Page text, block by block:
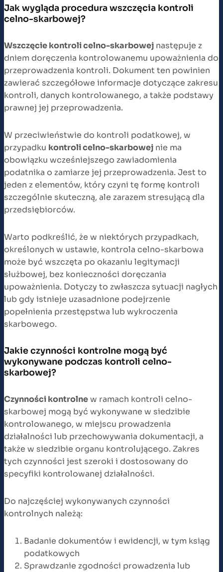
Jak wygląda procedura wszczęcia kontroli
celno-skarbowej?
Wszczęcie kontroli celno-skarbowej następuje z
dniem doręczenia kontrolowanemu upoważnienia do
przeprowadzenia kontroli. Dokument ten powinien
zawierać szczegółowe informacje dotyczące zakresu
kontroli, danych kontrolowanego, a także podstawy
prawnej jej przeprowadzenia.
W przeciwieństwie do kontroli podatkowej, w
przypadku kontroli celno-skarbowej nie ma
obowiązku wcześniejszego zawiadomienia
podatnika o zamiarze jej przeprowadzenia. Jest to
jeden z elementów, który czyni tę formę kontroli
szczególnie skuteczną, ale zarazem stresującą dla
przedsiębiorców.
Warto podkreślić, że w niektórych przypadkach,
określonych w ustawie, kontrola celno-skarbowa
może być wszczęta po okazaniu legitymacji
służbowej, bez konieczności doręczania
upoważnienia. Dotyczy to zwłaszcza sytuacji nagłych
lub gdy istnieje uzasadnione podejrzenie
popełnienia przestępstwa lub wykroczenia
skarbowego.
Jakie czynności kontrolne mogą być
wykonywane podczas kontroli celno-
skarbowej?
Czynności kontrolnew ramach kontroli celno-
skarbowej mogą być wykonywane w siedzibie
kontrolowanego, w miejscu prowadzenia
działalności lub przechowywania dokumentacji, a
także w siedzibie organu kontrolującego. Zakres
tych czynności jest szeroki i dostosowany do
specyfiki kontrolowanej działalności.
Do najczęściej wykonywanych czynności
kontrolnych należą:
Badanie dokumentów i ewidencji, w tym ksiąg
podatkowych
Sprawdzanie zgodności prowadzenia lub